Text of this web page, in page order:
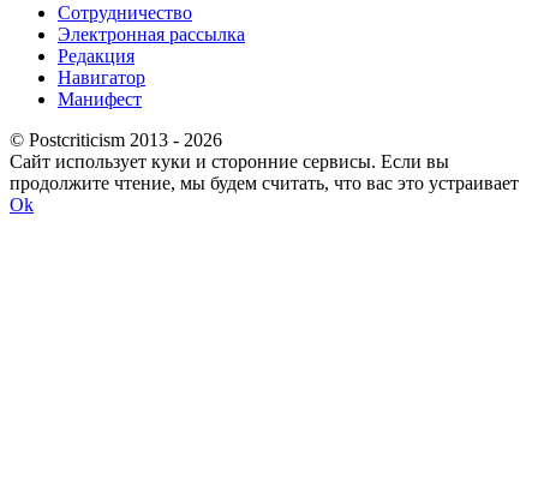
Сотрудничество
Электронная рассылка
Редакция
Навигатор
Манифест
© Postcriticism 2013 - 2026
Сайт использует куки и сторонние сервисы. Если вы
продолжите чтение, мы будем считать, что вас это устраивает
Ok